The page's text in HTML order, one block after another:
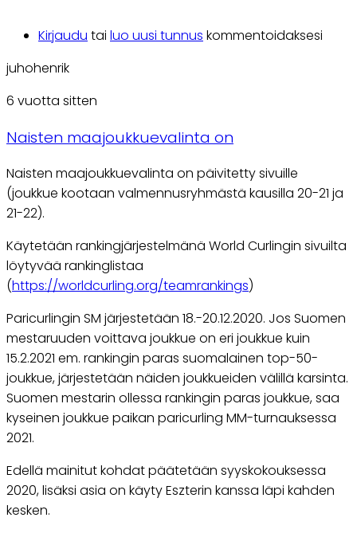
Kirjaudu tai luo uusi tunnus kommentoidaksesi
juhohenrik
6 vuotta sitten
Naisten maajoukkuevalinta on
Naisten maajoukkuevalinta on päivitetty sivuille
(joukkue kootaan valmennusryhmästä kausilla 20-21 ja
21-22).
Käytetään rankingjärjestelmänä World Curlingin sivuilta
löytyvää rankinglistaa
(https://worldcurling.org/teamrankings)
Paricurlingin SM järjestetään 18.-20.12.2020. Jos Suomen
mestaruuden voittava joukkue on eri joukkue kuin
15.2.2021 em. rankingin paras suomalainen top-50-
joukkue, järjestetään näiden joukkueiden välillä karsinta.
Suomen mestarin ollessa rankingin paras joukkue, saa
kyseinen joukkue paikan paricurling MM-turnauksessa
2021.
Edellä mainitut kohdat päätetään syyskokouksessa
2020, lisäksi asia on käyty Eszterin kanssa läpi kahden
kesken.